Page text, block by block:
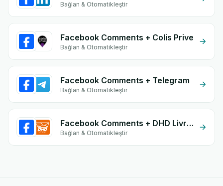
Bağlan & Otomatikleştir
Facebook Comments + Colis Prive
Bağlan & Otomatikleştir
Facebook Comments + Telegram
Bağlan & Otomatikleştir
Facebook Comments + DHD Livraison
Bağlan & Otomatikleştir